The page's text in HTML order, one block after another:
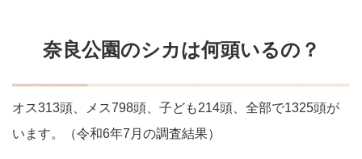
奈良公園のシカは何頭いるの？
オス313頭、メス798頭、子ども214頭、全部で1325頭が
います。（令和6年7月の調査結果）